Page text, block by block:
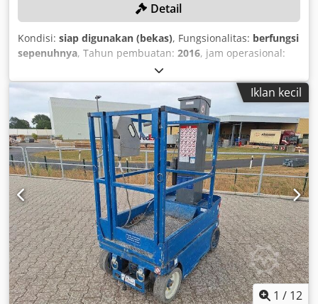
Detail
Kondisi: siap digunakan (bekas), Fungsionalitas: berfungsi
sepenuhnya, Tahun pembuatan: 2016, jam operasional:
227 kg
mm, lebar platform:900 mm, berat kosong:7.552 kg,
Perlengkapan:penggerak semua roda, RINCIAN TEKNIS
Tinggi kerja: 15,77 m Tinggi platform: 13,77 m Ukuran
platform: 0,9 × 2,44 m Rotasi platform: 180° Jangkauan
kerja horizontal: 12,12 m Kapasitas angkat: 227 kg Jumlah
maksimum orang: 2 Panjang boom: 1,52 m Pergerakan
boom: 63° / 66° Kemampuan tanjakan (4WD): 45 %
Suspensi poros: 0,20 m RINCIAN MESIN Dimensi & Berat
Crodpfjxgf A Usx Al Djf Dimensi: 8,79 x 2,29 x 2,39 m Berat:
7.552 kg Radius putar belakang: 0,94 m Jarak sumbu roda:
2,29 m Ground clearance: 0,28 m Kecepatan berkendara
(terlipat): 7,2 km/jam Kecepatan berkendara (terbuka): 0,8
km/jam Radius putar dalam (4WD): 2,13 m Radius putar
luar (4WD): 5,02 m Jam operasional: 1.500 jam
Iklan kecil
1 / 12